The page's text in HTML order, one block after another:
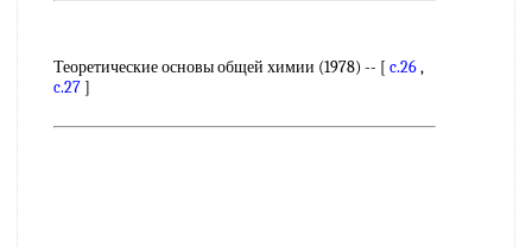
Теоретические основы общей химии (1978) -- [ c.26,
c.27]